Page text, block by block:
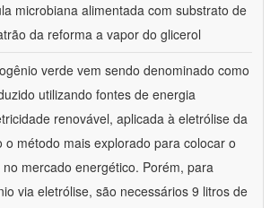
microbiana alimentada com substrato de
da reforma a vapor do glicerol
verde vem sendo denominado como
utilizando fontes de energia
renovável, aplicada à eletrólise da
o método mais explorado para colocar o
mercado energético. Porém, para
via eletrólise, são necessários 9 litros de